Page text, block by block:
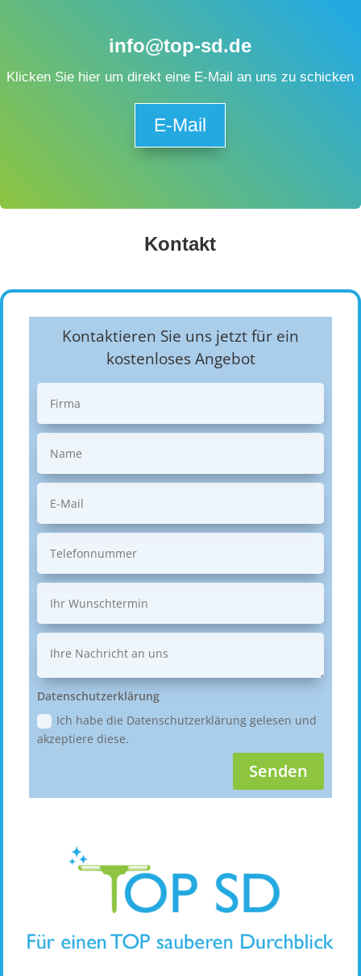
info@top-sd.de
Klicken Sie hier um direkt eine E-Mail an uns zu schicken
E-Mail
Kontakt
Kontaktieren Sie uns jetzt für ein
kostenloses Angebot
Datenschutzerklärung
Ich habe die Datenschutzerklärung gelesen und
akzeptiere diese.
Senden